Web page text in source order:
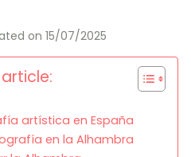
on 15/07/2025
artística en España
en la Alhambra